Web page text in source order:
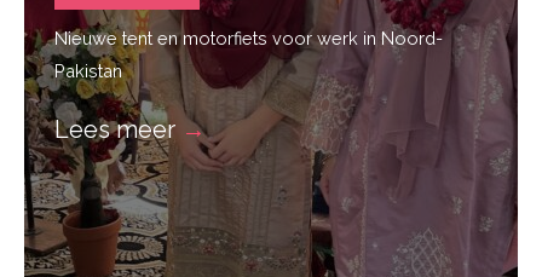
Nieuwe tent en motorfiets voor werk in Noord-
Pakistan
Lees meer →